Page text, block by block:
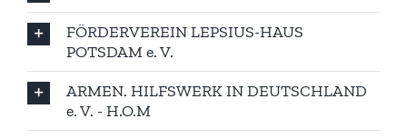
FÖRDERVEREIN LEPSIUS-HAUS
POTSDAM e. V.
ARMEN. HILFSWERK IN DEUTSCHLAND
e. V. - H.O.M